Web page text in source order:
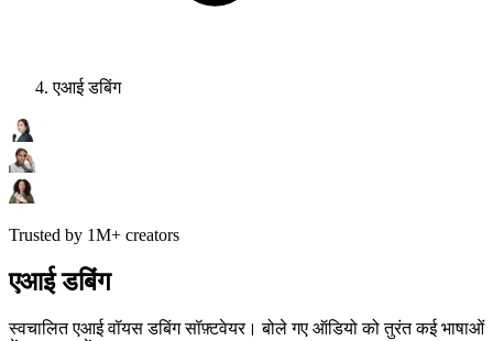
एआई डबिंग
Trusted by 1M+ creators
एआई डबिंग
स्वचालित एआई वॉयस डबिंग सॉफ़्टवेयर। बोले गए ऑडियो को तुरंत कई भाषाओं